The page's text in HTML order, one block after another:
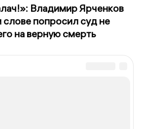
Владимир Ярченков
попросил суд не
на верную смерть